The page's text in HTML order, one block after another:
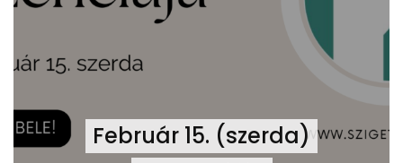
Február 15. (szerda)